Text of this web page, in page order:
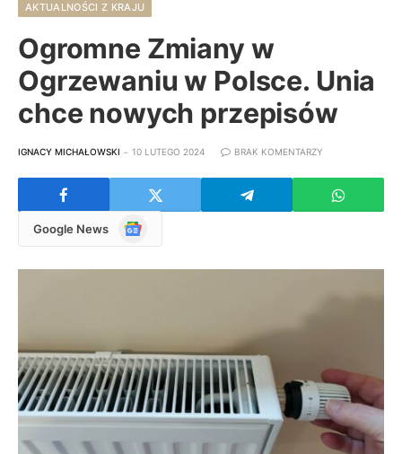
AKTUALNOŚCI Z KRAJU
Ogromne Zmiany w
Ogrzewaniu w Polsce. Unia
chce nowych przepisów
IGNACY MICHAŁOWSKI 10 LUTEGO 2024 BRAK KOMENTARZY
Google News
Google